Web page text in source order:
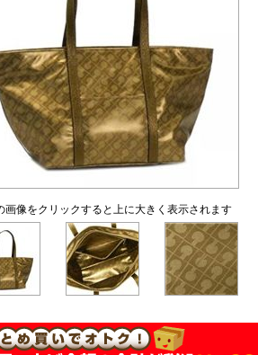
画像をクリックすると上に大きく表示されます